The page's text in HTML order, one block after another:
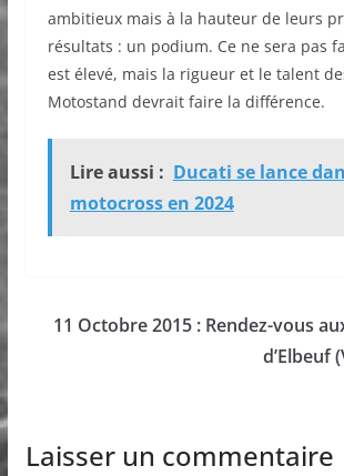
ambitieux mais à la hauteur de leurs
résultats : un podium. Ce ne sera pas
est élevé, mais la rigueur et le talent
Motostand devrait faire la différence.
Lire aussi : Ducati se lance
motocross en 2024
11 Octobre 2015 : Rendez-vous
d’Elbeuf
Laisser un commentaire